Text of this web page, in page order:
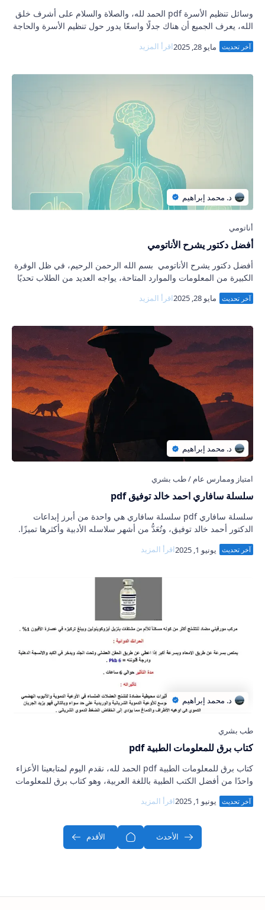
وسائل تنظيم الأسرة pdf الحمد لله، والصلاة والسلام على أشرف خلق
الله، يعرف الجميع أن هناك جدلًا واسعًا يدور حول تنظيم الأسرة والحاجة
إليه أو رفضه. على…
أفضل دكتور يشرح الأناتومي
أفضل دكتور يشرح الأناتومي بسم الله الرحمن الرحيم، في ظل الوفرة
الكبيرة من المعلومات والموارد المتاحة، يواجه العديد من الطلاب تحديًا
سلسلة سافاري احمد خالد توفيق pdf
سلسلة سافاري pdf سلسلة سافاري هي واحدة من أبرز إبداعات
الدكتور أحمد خالد توفيق، وتُعَدُّ من أشهر سلاسله الأدبية وأكثرها تميزًا.
يمكن وصفها بأنها تجرب…
كتاب برق للمعلومات الطبية pdf
كتاب برق للمعلومات الطبية pdf الحمد لله، نقدم اليوم لمتابعينا الأعزاء
واحدًا من أفضل الكتب الطبية باللغة العربية، وهو كتاب برق للمعلومات